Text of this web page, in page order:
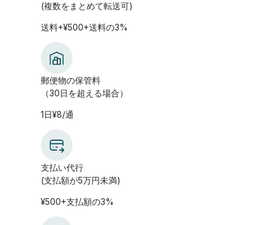
(複数をまとめて転送可)
送料+¥500+送料の3%
郵便物の保管料
（30日を超える場合）
1日¥8/通
支払い代行
(支払額が5万円未満)
¥500+支払額の3%